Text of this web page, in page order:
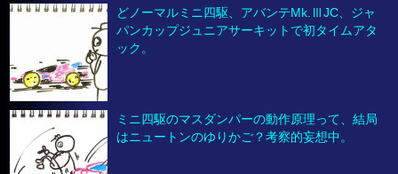
どノーマルミニ四駆、アバンテMk.ⅢJC、ジャ
パンカップジュニアサーキットで初タイムアタ
ック。
ミニ四駆のマスダンパーの動作原理って、結局
はニュートンのゆりかご？考察的妄想中。